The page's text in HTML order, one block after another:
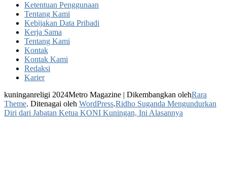
Ketentuan Penggunaan
Tentang Kami
Kebijakan Data Pribadi
Kerja Sama
Tentang Kami
Kontak
Kontak Kami
Redaksi
Karier
kuninganreligi 2024Metro Magazine | Dikembangkan olehRara
Theme. Ditenagai oleh WordPress.Ridho Suganda Mengundurkan
Diri dari Jabatan Ketua KONI Kuningan, Ini Alasannya